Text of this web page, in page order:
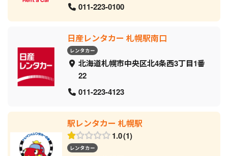
011-223-0100
日産レンタカー 札幌駅南口
レンタカー
北海道札幌市中央区北4条西3丁目1番
22
011-223-4123
駅レンタカー 札幌駅
1.0 1
レンタカー